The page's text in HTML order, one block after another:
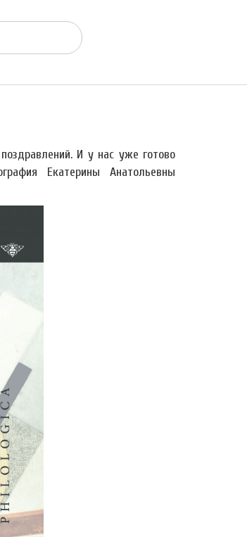
И у нас уже готово
Екатерины Анатольевны